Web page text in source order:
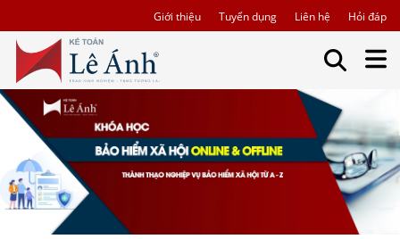
Giới thiệu Tuyển dụng Liên hệ Hỏi đáp